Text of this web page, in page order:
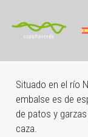
Situado en el río
embalse es de
de patos y
caza.